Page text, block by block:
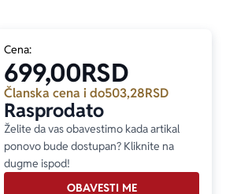
Cena:
699,00RSD
Članska cena i do503,28RSD
Rasprodato
Želite da vas obavestimo kada artikal
ponovo bude dostupan? Kliknite na
dugme ispod!
OBAVESTI ME